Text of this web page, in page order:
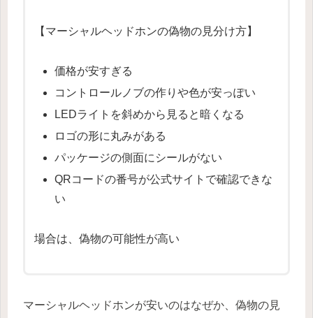
【マーシャルヘッドホンの偽物の見分け方】
価格が安すぎる
コントロールノブの作りや色が安っぽい
LEDライトを斜めから見ると暗くなる
ロゴの形に丸みがある
パッケージの側面にシールがない
QRコードの番号が公式サイトで確認できな
い
場合は、偽物の可能性が高い
マーシャルヘッドホンが安いのはなぜか、偽物の見